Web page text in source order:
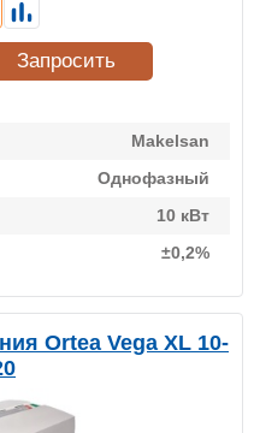
Makelsan
Однофазный
10 кВт
±0,2%
Запросить
Ortea Vega XL 10-